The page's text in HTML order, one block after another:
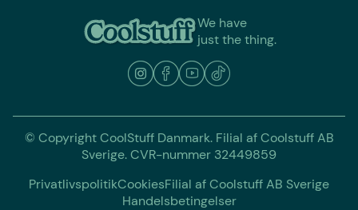
We have
just the thing.
© Copyright CoolStuff Danmark. Filial af Coolstuff AB
Sverige. CVR-nummer 32449859
PrivatlivspolitikCookiesFilial af Coolstuff AB Sverige
Handelsbetingelser